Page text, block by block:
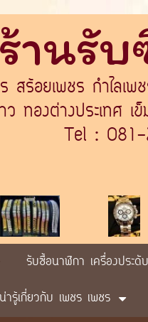
านรั
สร้อยเพชร กำไลเ
ทองต่างประเทศ
Tel :
รับซื้อนาฬิกา เครื่องประดั
ารู้เกี่ยวกับ เพชร เพชร